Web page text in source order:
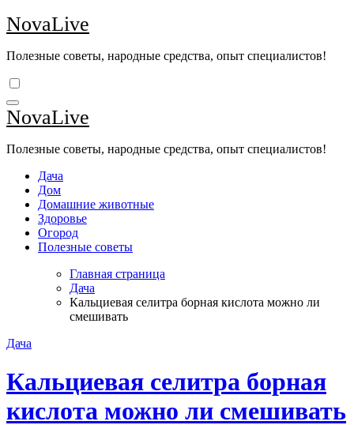
Перейти
к
NovaLive
Полезные советы, народные средства, опыт специалистов!
NovaLive
Полезные советы, народные средства, опыт специалистов!
Дача
Дом
Домашние животные
Здоровье
Огород
Полезные советы
Главная страница
Дача
Кальциевая селитра борная кислота можно ли
смешивать
Дача
Кальциевая селитра борная
кислота можно ли смешивать